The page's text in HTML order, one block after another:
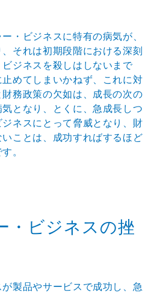
・ビジネスに特有の病気が、
それは初期段階における深刻
ジネスを殺しはしないまで
止めてしまいかねず、これに対
財務政策の欠如は、成長の次の
気となり、とくに、急成長しつ
ネスにとって脅威となり、財
ことは、 成功すればするほど
。
ビジネスの挫
製品やサービスで成功し、急